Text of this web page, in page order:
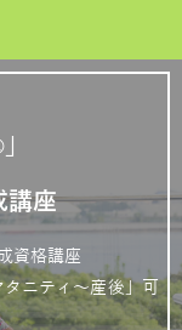
講座
資格講座
ニティ～産後」可